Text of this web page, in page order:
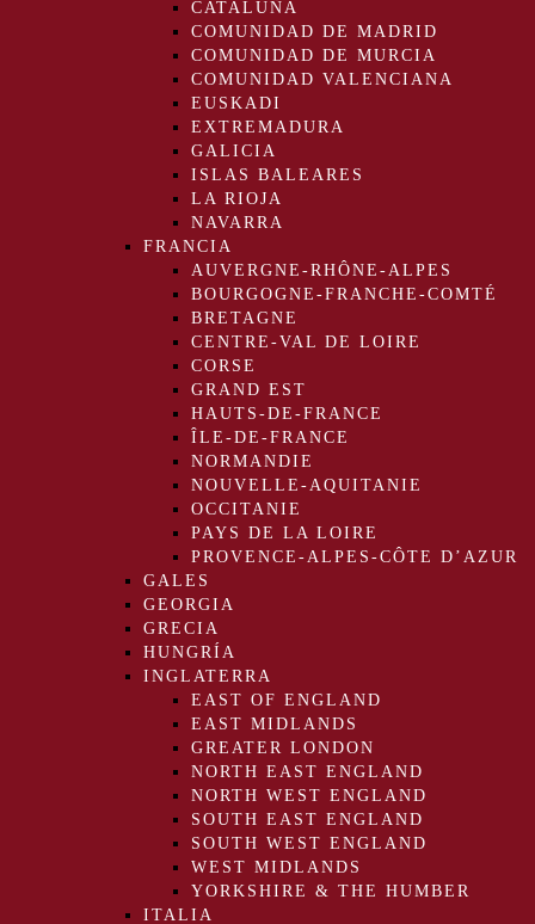
CATALUÑA
COMUNIDAD DE MADRID
COMUNIDAD DE MURCIA
COMUNIDAD VALENCIANA
EUSKADI
EXTREMADURA
GALICIA
ISLAS BALEARES
LA RIOJA
NAVARRA
FRANCIA
AUVERGNE-RHÔNE-ALPES
BOURGOGNE-FRANCHE-COMTÉ
BRETAGNE
CENTRE-VAL DE LOIRE
CORSE
GRAND EST
HAUTS-DE-FRANCE
ÎLE-DE-FRANCE
NORMANDIE
NOUVELLE-AQUITANIE
OCCITANIE
PAYS DE LA LOIRE
PROVENCE-ALPES-CÔTE D’AZUR
GALES
GEORGIA
GRECIA
HUNGRÍA
INGLATERRA
EAST OF ENGLAND
EAST MIDLANDS
GREATER LONDON
NORTH EAST ENGLAND
NORTH WEST ENGLAND
SOUTH EAST ENGLAND
SOUTH WEST ENGLAND
WEST MIDLANDS
YORKSHIRE & THE HUMBER
ITALIA